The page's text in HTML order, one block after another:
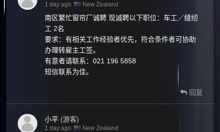
1 day ago New Zealand
南区繁忙窗帘厂诚聘 现诚聘以下职位：车工／缝纫
工 2名
要求：有相关工作经验者优先，符合条件者可协助
办理转雇主工签。
有意者请联系：021 196 5858
短信联系为佳。
回复
小平 (游客)
1 day ago New Zealand